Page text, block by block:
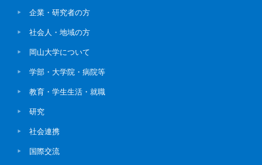
企業・研究者の方
社会人・地域の方
岡山大学について
学部・大学院・病院等
教育・学生生活・就職
研究
社会連携
国際交流